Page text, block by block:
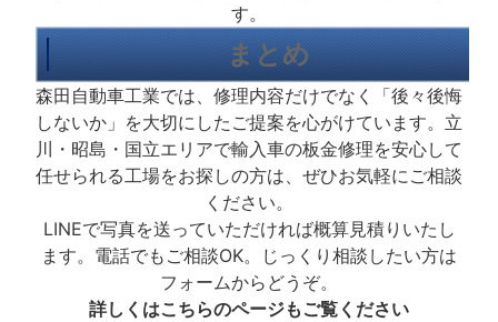
す。
まとめ
森田自動車工業では、修理内容だけでなく「後々後悔
しないか」を大切にしたご提案を心がけています。立
川・昭島・国立エリアで輸入車の板金修理を安心して
任せられる工場をお探しの方は、ぜひお気軽にご相談
ください。
LINEで写真を送っていただければ概算見積りいたし
ます。電話でもご相談OK。じっくり相談したい方は
フォームからどうぞ。
詳しくはこちらのページもご覧ください